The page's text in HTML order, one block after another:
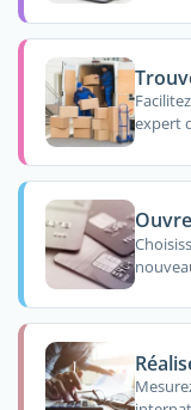
expert